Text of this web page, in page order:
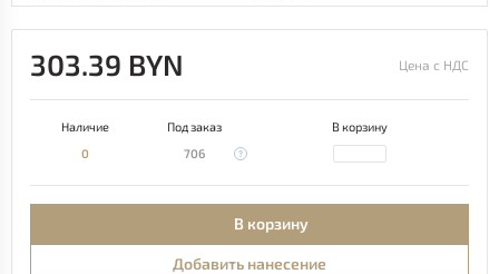
303.39 BYN Цена с НДС
Наличие Под заказ
В корзину
0
706
В корзину
Добавить нанесение